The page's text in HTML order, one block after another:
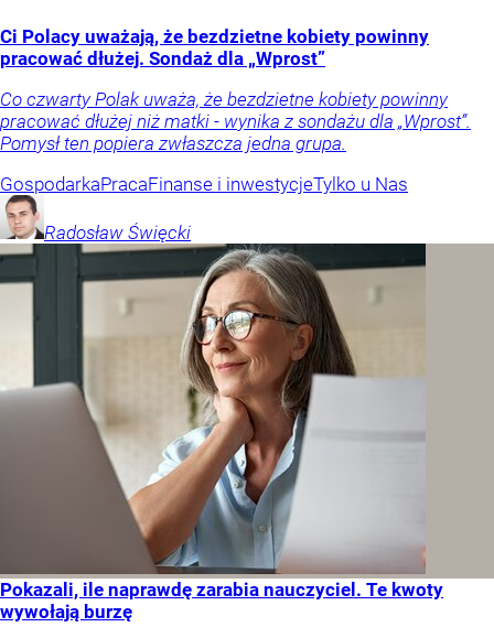
Ci Polacy uważają, że bezdzietne kobiety powinny
pracować dłużej. Sondaż dla „Wprost”
Co czwarty Polak uważa, że bezdzietne kobiety powinny
pracować dłużej niż matki - wynika z sondażu dla „Wprost”.
Pomysł ten popiera zwłaszcza jedna grupa.
GospodarkaPracaFinanse i inwestycjeTylko u Nas
Radosław Święcki
Pokazali, ile naprawdę zarabia nauczyciel. Te kwoty
wywołają burzę